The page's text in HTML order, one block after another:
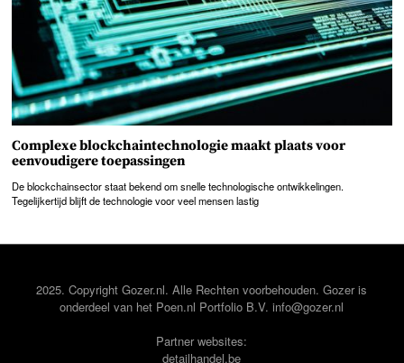
Complexe blockchaintechnologie maakt plaats voor
eenvoudigere toepassingen
De blockchainsector staat bekend om snelle technologische ontwikkelingen.
Tegelijkertijd blijft de technologie voor veel mensen lastig
2025. Copyright Gozer.nl. Alle Rechten voorbehouden. Gozer is
onderdeel van het Poen.nl Portfolio B.V. info@gozer.nl
Partner websites:
detailhandel.be